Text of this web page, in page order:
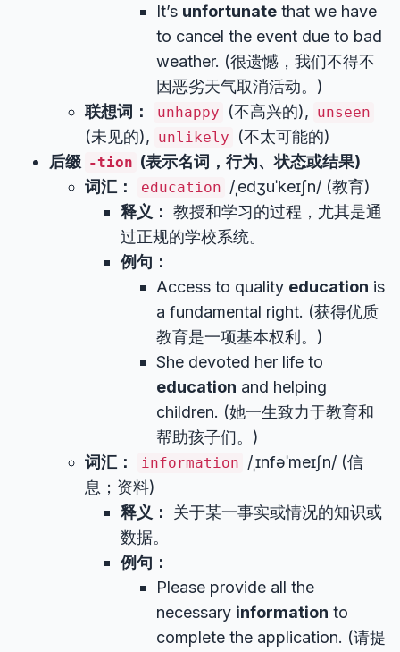
It’s unfortunate that we have
to cancel the event due to bad
weather. (很遗憾，我们不得不
因恶劣天气取消活动。)
联想词：
unhappy (不高兴的), unseen
(未见的), unlikely
(不太可能的)
后缀 -tion (表示名词，行为、状态或结果)
词汇：
education /ˌedʒuˈkeɪʃn/ (教育)
释义： 教授和学习的过程，尤其是通
过正规的学校系统。
例句：
Access to quality education is
a fundamental right. (获得优质
教育是一项基本权利。)
She devoted her life to
education and helping
children. (她一生致力于教育和
帮助孩子们。)
词汇：
information /ˌɪnfəˈmeɪʃn/ (信
息；资料)
释义：
关于某一事实或情况的知识或
数据。
例句：
Please provide all the
necessary information to
complete the application. (请提